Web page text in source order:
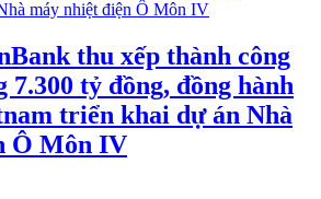
thu xếp thành công
7.300 tỷ đồng, đồng hành
triển khai dự án Nhà
Ô Môn IV